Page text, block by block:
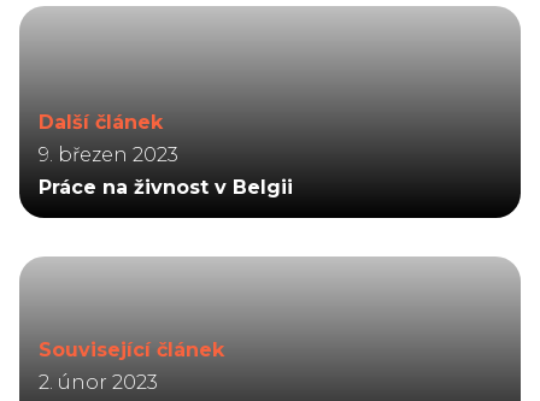
Další článek
9. březen 2023
Práce na živnost v Belgii
Související článek
2. únor 2023